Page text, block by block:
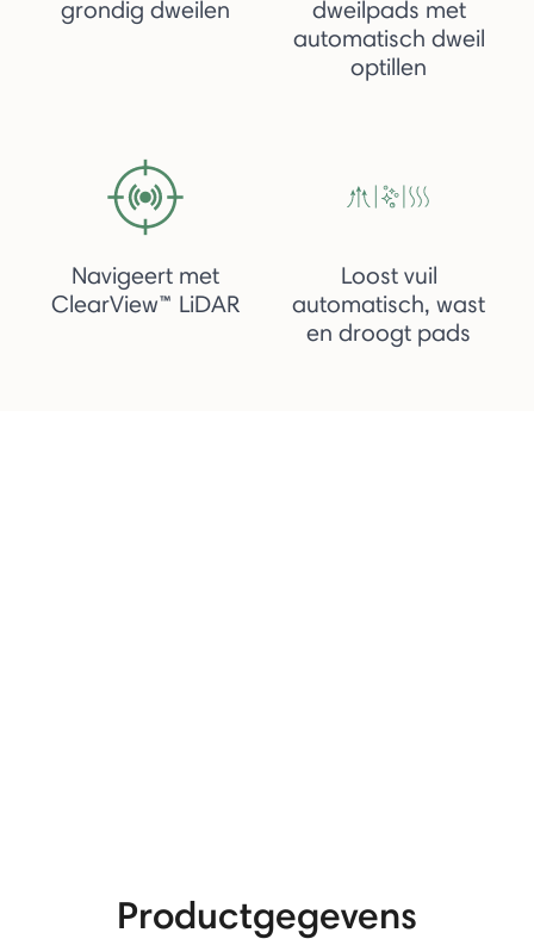
grondig dweilen
dweilpads met
automatisch dweil
optillen
Navigeert met
ClearView™ LiDAR
Loost vuil
automatisch, wast
en droogt pads
Productgegevens